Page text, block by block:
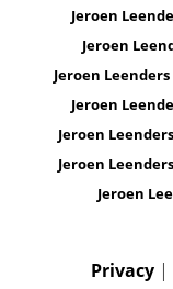
Jeroen
Jeroen
Jeroen Leenders
Jeroen
Jeroen Leenders
Jeroen Leenders
Jeroen
Privacy |